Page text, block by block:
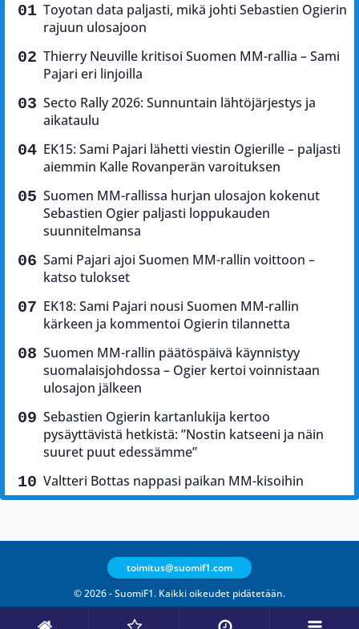
Toyotan data paljasti, mikä johti Sebastien Ogierin
rajuun ulosajoon
Thierry Neuville kritisoi Suomen MM-rallia – Sami
Pajari eri linjoilla
Secto Rally 2026: Sunnuntain lähtöjärjestys ja
aikataulu
EK15: Sami Pajari lähetti viestin Ogierille – paljasti
aiemmin Kalle Rovanperän varoituksen
Suomen MM-rallissa hurjan ulosajon kokenut
Sebastien Ogier paljasti loppukauden
suunnitelmansa
Sami Pajari ajoi Suomen MM-rallin voittoon –
katso tulokset
EK18: Sami Pajari nousi Suomen MM-rallin
kärkeen ja kommentoi Ogierin tilannetta
Suomen MM-rallin päätöspäivä käynnistyy
suomalaisjohdossa – Ogier kertoi voinnistaan
ulosajon jälkeen
Sebastien Ogierin kartanlukija kertoo
pysäyttävistä hetkistä: ”Nostin katseeni ja näin
suuret puut edessämme”
Valtteri Bottas nappasi paikan MM-kisoihin
© 2026 - SuomiF1. Kaikki oikeudet pidätetään.
toimitus@suomif1.com